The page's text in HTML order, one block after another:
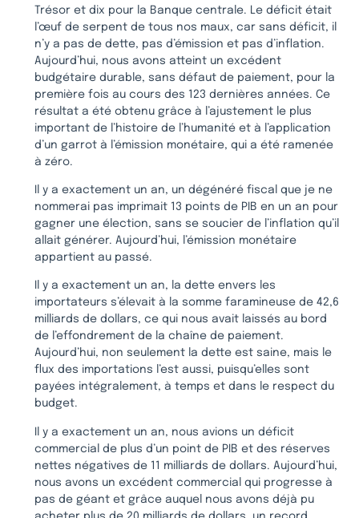
Trésor et dix pour la Banque centrale. Le déficit était
l’œuf de serpent de tous nos maux, car sans déficit, il
n’y a pas de dette, pas d’émission et pas d’inflation.
Aujourd’hui, nous avons atteint un excédent
budgétaire durable, sans défaut de paiement, pour la
première fois au cours des 123 dernières années. Ce
résultat a été obtenu grâce à l’ajustement le plus
important de l’histoire de l’humanité et à l’application
d’un garrot à l’émission monétaire, qui a été ramenée
à zéro.
Il y a exactement un an, un dégénéré fiscal que je ne
nommerai pas imprimait 13 points de PIB en un an pour
gagner une élection, sans se soucier de l’inflation qu’il
allait générer. Aujourd’hui, l’émission monétaire
appartient au passé.
Il y a exactement un an, la dette envers les
importateurs s’élevait à la somme faramineuse de 42,6
milliards de dollars, ce qui nous avait laissés au bord
de l’effondrement de la chaîne de paiement.
Aujourd’hui, non seulement la dette est saine, mais le
flux des importations l’est aussi, puisqu’elles sont
payées intégralement, à temps et dans le respect du
budget.
Il y a exactement un an, nous avions un déficit
commercial de plus d’un point de PIB et des réserves
nettes négatives de 11 milliards de dollars. Aujourd’hui,
nous avons un excédent commercial qui progresse à
pas de géant et grâce auquel nous avons déjà pu